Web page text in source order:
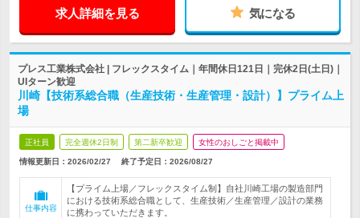
求人詳細を見る 気になる
プレス工業株式会社 | フレックスタイム｜年間休日121日｜完休2日(土日)｜
UIターン歓迎
川崎【技術系総合職（生産技術・生産管理・設計）】プライム上
場
正社員 完全週休2日制 第二新卒歓迎 女性のおしごと掲載中
情報更新日：2026/02/27 終了予定日： 2026/08/27
仕事内容
【プライム上場／フレックスタイム制】自社川崎工場の製造部門
における技術系総合職として、生産技術／生産管理／設計の業務
に携わっていただきます。